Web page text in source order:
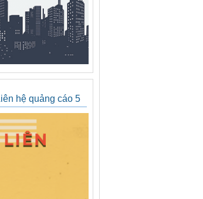
hệ quảng cáo 5